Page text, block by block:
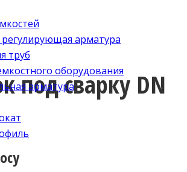
арматура
труб
оборудования
арматура
под сварку DN